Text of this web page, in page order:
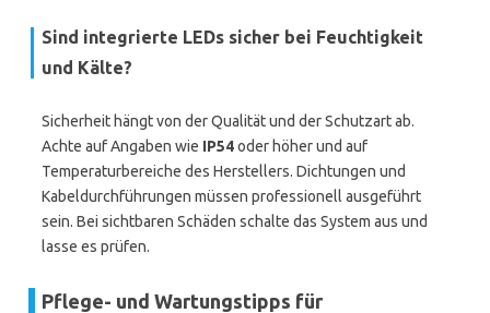
Sind integrierte LEDs sicher bei Feuchtigkeit
und Kälte?
Sicherheit hängt von der Qualität und der Schutzart ab.
Achte auf Angaben wie IP54oder höher und auf
Temperaturbereiche des Herstellers. Dichtungen und
Kabeldurchführungen müssen professionell ausgeführt
sein. Bei sichtbaren Schäden schalte das System aus und
lasse es prüfen.
Pflege- und Wartungstipps für